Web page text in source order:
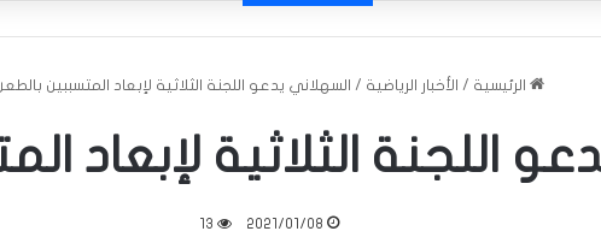
الرئيسية / الأخبار الرياضية / السهلاني يدعو اللجنة الثلاثية لإبعاد المتسببين
اللجنة الثلاثية لإبعاد
2021/01/08
13